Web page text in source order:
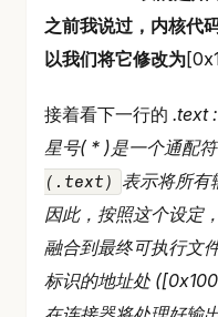
之前我说过，内核代
以我们将它修改为
接着看下一行的 .text
星号( * )是一个通配
(.text)
表示将所有
因此，按照这个设定
融合到最终可执行文
标识的地址处 (